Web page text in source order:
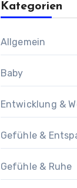
Kategorien
Allgemein
Baby
Entwicklung &
Gefühle &
Gefühle & Ruhe